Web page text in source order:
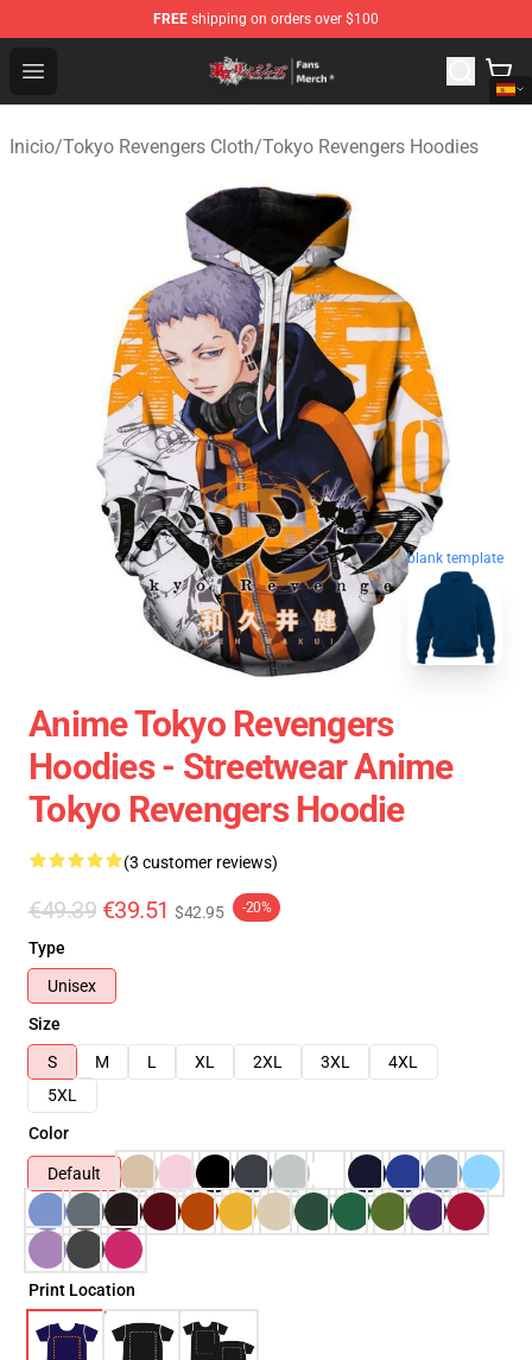
FREE shipping on orders over $100
Open menu
Tokyo Revengers Store - Official Tokyo Revengers
Inicio/Tokyo Revengers Cloth/Tokyo Revengers Hoodies
blank template
Anime Tokyo Revengers
Hoodies - Streetwear Anime
Tokyo Revengers Hoodie
(3 customer reviews)
€49.39 €39.51 $42.95 -20%
Type
Unisex
Size
S
M L XL 2XL 3XL
4XL
5XL
Color
Default
Print Location